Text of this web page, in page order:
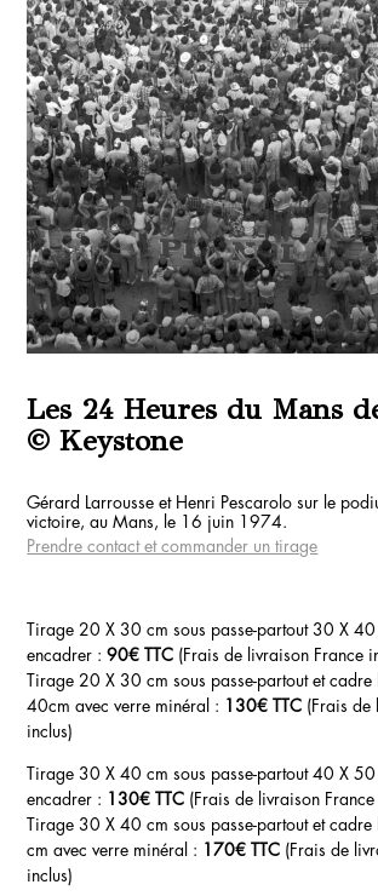
Les 24 Heures du Mans
© Keystone
Gérard Larrousse et Henri Pescarolo sur le
victoire, au Mans, le 16 juin 1974.
Prendre contact et commander un tirage
Tirage 20 X 30 cm sous passe-partout 30 X
encadrer :90€ TTC (Frais de livraison France
Tirage 20 X 30 cm sous passe-partout et
40cm avec verre minéral :
130€ TTC (Frais de
inclus)
Tirage 30 X 40 cm sous passe-partout 40 X
encadrer :
130€ TTC (Frais de livraison France
Tirage 30 X 40 cm sous passe-partout et
cm avec verre minéral :
170€ TTC (Frais de
inclus)